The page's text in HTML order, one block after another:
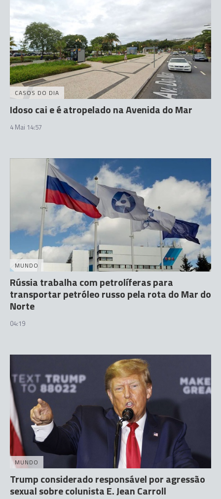
CASOS DO DIA
Idoso cai e é atropelado na Avenida do Mar
4 Mai 14:57
MUNDO
Rússia trabalha com petrolíferas para
transportar petróleo russo pela rota do Mar do
Norte
04:19
MUNDO
Trump considerado responsável por agressão
sexual sobre colunista E. Jean Carroll